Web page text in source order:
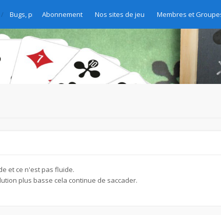
Abonnement Nos sites de jeu Membres et
Bugs, problèmes et demandes d'amélioration
et ce n'est pas fluide.
plus basse cela continue de saccader.